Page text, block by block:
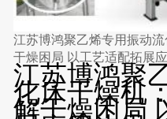
江苏博鸿聚乙烯专用振动
干燥困局 以工艺适配拓展
江苏博鸿聚
化床干燥机
解干燥困局